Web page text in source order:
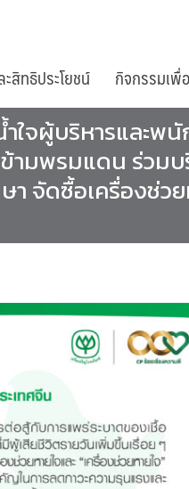
สิทธิประโยชน์ กิจกรรมเพื่
ใจผู้บริหารและพ
มพรมแดน ร่วมบ
จัดซื้อเครื่องช่ว